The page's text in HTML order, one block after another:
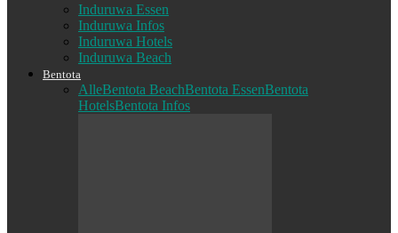
Induruwa Essen
Induruwa Infos
Induruwa Hotels
Induruwa Beach
Bentota
AlleBentota BeachBentota EssenBentota
HotelsBentota Infos